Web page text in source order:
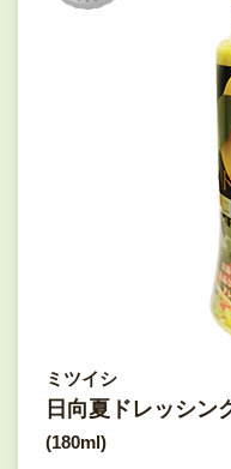
ミツイシ
日向夏ドレッシン
(180ml)